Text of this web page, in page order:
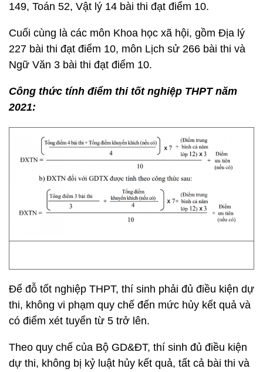
149, Toán 52, Vật lý 14 bài thi đạt điểm 10.
Cuối cùng là các môn Khoa học xã hội, gồm Địa lý
227 bài thi đạt điểm 10, môn Lịch sử 266 bài thi và
Ngữ Văn 3 bài thi đạt điểm 10.
Công thức tính điểm thi tốt nghiệp THPT năm
2021:
Để đỗ tốt nghiệp THPT, thí sinh phải đủ điều kiện dự
thi, không vi phạm quy chế đến mức hủy kết quả và
có điểm xét tuyển từ 5 trở lên.
Theo quy chế của Bộ GD&ĐT, thí sinh đủ điều kiện
dự thi, không bị kỷ luật hủy kết quả, tất cả bài thi và